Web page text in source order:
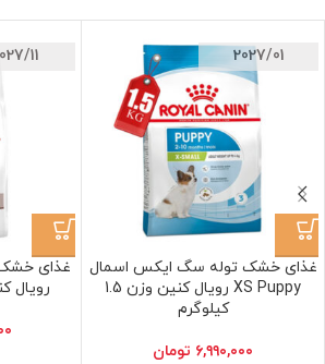
2027/01
غذای خشک توله سگ ایکس اسمال
XS Puppy رویال کنین وزن 1.5
کیلوگرم
۶,۹۹۰,۰۰۰ تومان
11
رویال کنین